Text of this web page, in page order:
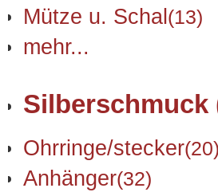
Mütze u. Schal(13)
mehr...
Silberschmuck
Ohrringe/stecker(20)
Anhänger(32)